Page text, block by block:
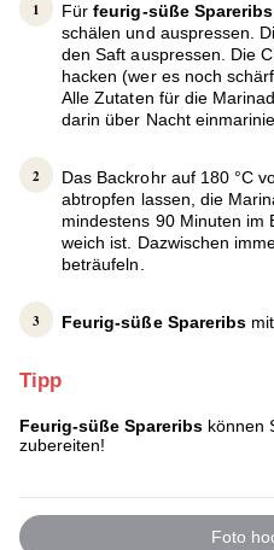
Fürfeurig-süße
schälen und auspressen.
den Saft auspressen. Die
hacken (wer es noch
Alle Zutaten für die
darin über Nacht
Das Backrohr auf 180 °C
abtropfen lassen, die
mindestens 90 Minuten im
weich ist. Dazwischen
beträufeln.
Feurig-süße Spareribs
Tipp
Feurig-süße Spareribs können
zubereiten!
Foto